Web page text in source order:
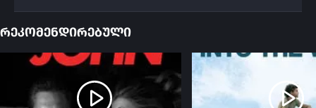
რეკომენდირებული